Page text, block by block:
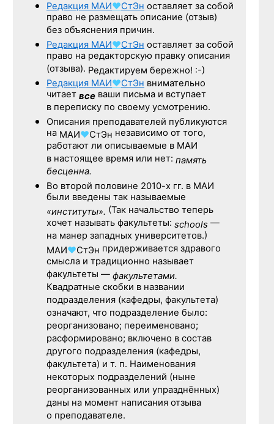
Редакция МАИ♥СтЭн оставляет за собой
право не размещать описание (отзыв)
без объяснения причин.
Редакция МАИ♥СтЭн оставляет за собой
право на редакторскую правку описания
(отзыва). Редактируем бережно! :-)
Редакция МАИ♥СтЭн внимательно
читает все ваши письма и вступает
в переписку по своему усмотрению.
Описания преподавателей публикуются
на МАИ♥СтЭн независимо от того,
работают ли описываемые в МАИ
в настоящее время или нет: память
бесценна.
Во второй половине 2010-х гг. в МАИ
были введены так называемые
«институты». (Так начальство теперь
хочет называть факультеты: schools —
на манер западных университетов.)
МАИ♥СтЭн придерживается здравого
смысла и традиционно называет
факультеты — факультетами.
Квадратные скобки в названии
подразделения (кафедры, факультета)
означают, что подразделение было:
реорганизовано; переименовано;
расформировано; включено в состав
другого подразделения (кафедры,
факультета) и т. п. Наименования
некоторых подразделений (ныне
реорганизованных или упразднённых)
даны на момент написания отзыва
о преподавателе.